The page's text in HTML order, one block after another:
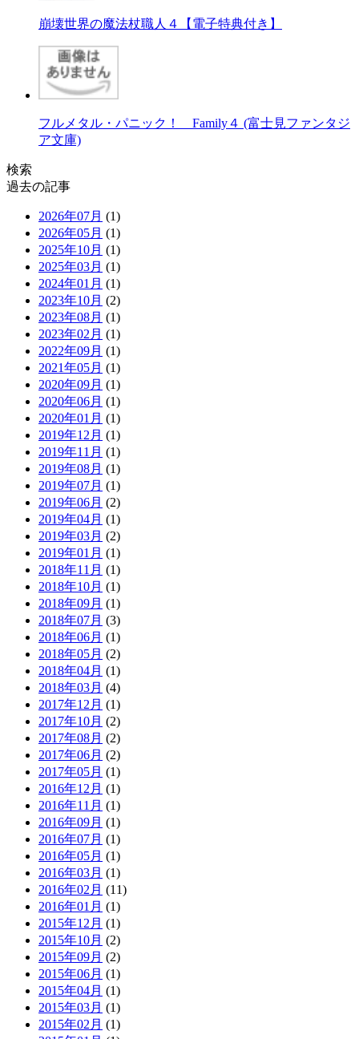
崩壊世界の魔法杖職人４【電子特典付き】
フルメタル・パニック！ Family４ (富士見ファンタジ
ア文庫)
検索
過去の記事
2026年07月 (1)
2026年05月 (1)
2025年10月 (1)
2025年03月 (1)
2024年01月 (1)
2023年10月 (2)
2023年08月 (1)
2023年02月 (1)
2022年09月 (1)
2021年05月 (1)
2020年09月 (1)
2020年06月 (1)
2020年01月 (1)
2019年12月 (1)
2019年11月 (1)
2019年08月 (1)
2019年07月 (1)
2019年06月 (2)
2019年04月 (1)
2019年03月 (2)
2019年01月 (1)
2018年11月 (1)
2018年10月 (1)
2018年09月 (1)
2018年07月 (3)
2018年06月 (1)
2018年05月 (2)
2018年04月 (1)
2018年03月 (4)
2017年12月 (1)
2017年10月 (2)
2017年08月 (2)
2017年06月 (2)
2017年05月 (1)
2016年12月 (1)
2016年11月 (1)
2016年09月 (1)
2016年07月 (1)
2016年05月 (1)
2016年03月 (1)
2016年02月 (11)
2016年01月 (1)
2015年12月 (1)
2015年10月 (2)
2015年09月 (2)
2015年06月 (1)
2015年04月 (1)
2015年03月 (1)
2015年02月 (1)